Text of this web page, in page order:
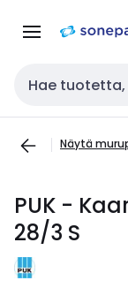
navigointiin
Haku
Näytä
PUK -
28/3 S